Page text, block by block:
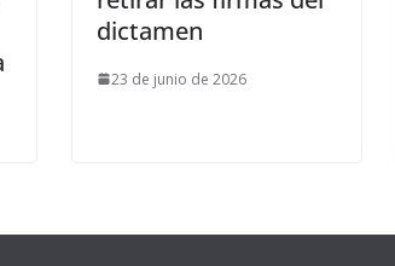
dictamen
23 de junio de 2026